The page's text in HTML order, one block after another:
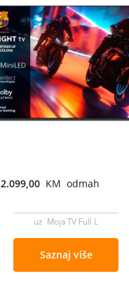
2.099,00 KM odmah
uz Moja TV Full L
Saznaj više